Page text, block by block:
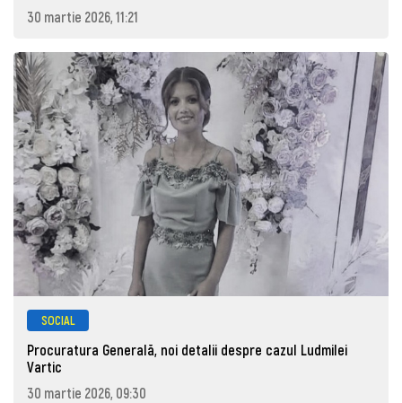
30 martie 2026, 11:21
SOCIAL
Procuratura Generală, noi detalii despre cazul Ludmilei
Vartic
30 martie 2026, 09:30